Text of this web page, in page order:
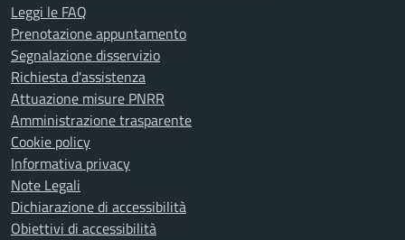
Leggi le FAQ
Prenotazione appuntamento
Segnalazione disservizio
Richiesta d'assistenza
Attuazione misure PNRR
Amministrazione trasparente
Cookie policy
Informativa privacy
Note Legali
Dichiarazione di accessibilità
Obiettivi di accessibilità